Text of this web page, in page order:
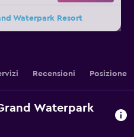
Waterpark Resort
Recensioni Posizione
Waterpark